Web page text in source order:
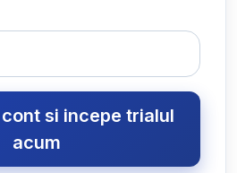
si incepe trialul
acum